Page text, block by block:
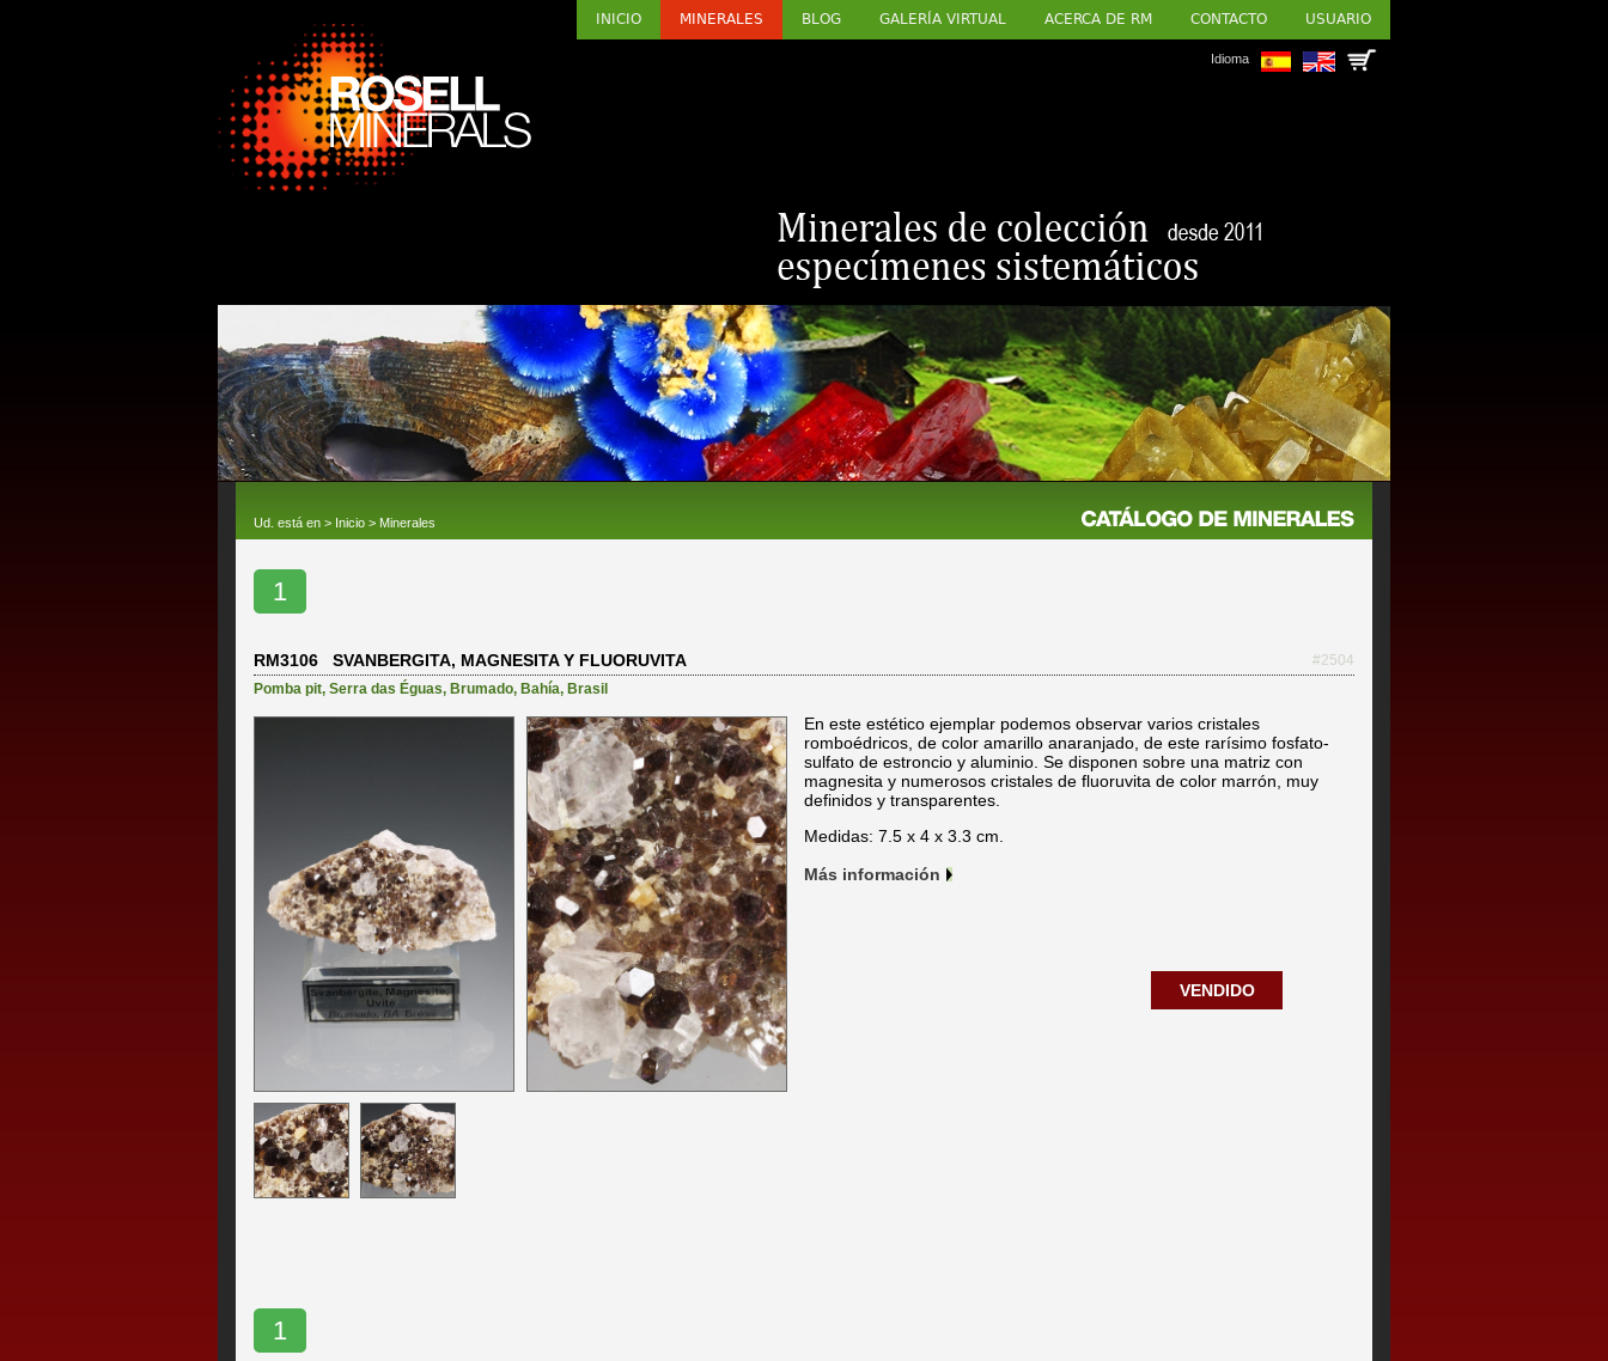
INICIO MINERALES BLOG GALERÍA VIRTUAL ACERCA DE RM CONTACTO USUARIO
Idioma
Ud. está en > Inicio > Minerales
1
RM3106 SVANBERGITA, MAGNESITA Y FLUORUVITA
#2504
Pomba pit, Serra das Éguas, Brumado, Bahía, Brasil
En este estético ejemplar podemos observar varios cristales
romboédricos, de color amarillo anaranjado, de este rarísimo fosfato-
sulfato de estroncio y aluminio. Se disponen sobre una matriz con
magnesita y numerosos cristales de fluoruvita de color marrón, muy
definidos y transparentes.
Medidas: 7.5 x 4 x 3.3 cm.
Más información
VENDIDO
1